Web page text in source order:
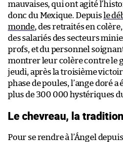
mauvaises, qui ont agité
donc du Mexique. Depuis le
monde, des retraités en
des salariés des secteurs
profs, et du personnel
montrer leur colère contre le
jeudi, après la troisième
phase de poules, l’ange doré
plus de 300 000 hystériques
Le chevreau, la
Pour se rendre à l’Ángel